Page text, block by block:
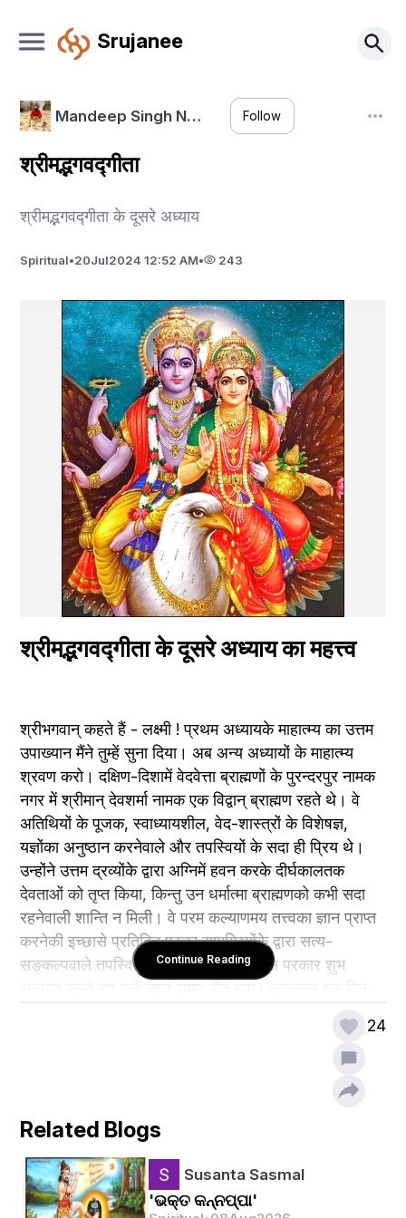
Srujanee
Mandeep Singh N… Follow
श्रीमद्भगवद्गीता
श्रीमद्भगवद्गीता के दूसरे अध्याय
Spiritual•20Jul2024 12:52 AM• 243
श्रीमद्भगवद्गीता के दूसरे अध्याय का महत्त्व
श्रीभगवान् कहते हैं - लक्ष्मी ! प्रथम अध्यायके माहात्म्य का उत्तम
उपाख्यान मैंने तुम्हें सुना दिया। अब अन्य अध्यायों के माहात्म्य
श्रवण करो। दक्षिण-दिशामें वेदवेत्ता ब्राह्मणों के पुरन्दरपुर नामक
नगर में श्रीमान् देवशर्मा नामक एक विद्वान् ब्राह्मण रहते थे। वे
अतिथियों के पूजक, स्वाध्यायशील, वेद-शास्त्रों के विशेषज्ञ,
यज्ञोंका अनुष्ठान करनेवाले और तपस्वियों के सदा ही प्रिय थे।
उन्होंने उत्तम द्रव्योंके द्वारा अग्निमें हवन करके दीर्घकालतक
देवताओं को तृप्त किया, किन्तु उन धर्मात्मा ब्राह्मणको कभी सदा
रहनेवाली शान्ति न मिली। वे परम कल्याणमय तत्त्वका ज्ञान प्राप्त
करनेकी इच्छासे प्रतिदिन प्रचुर सामग्रियोंके द्वारा सत्य-
सङ्कल्पवाले तपस्वियोंकी सेवा करने लगे। इस प्रकार शुभ
अनुभवी, आकाङ्क्षारहित, नासिकाके अग्रभागपर दृष्टि रखनेवाले
Continue Reading
24
Related Blogs
Susanta Sasmal
'ଭକ୍ତ କନ୍ନପ୍ପା'